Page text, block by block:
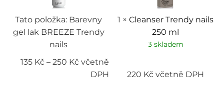
Tato položka: Barevny
gel lak BREEZE Trendy
nails
135 Kč – 250 Kč včetně
DPH
1 × Cleanser Trendy nails
250 ml
3 skladem
220 Kč včetně DPH